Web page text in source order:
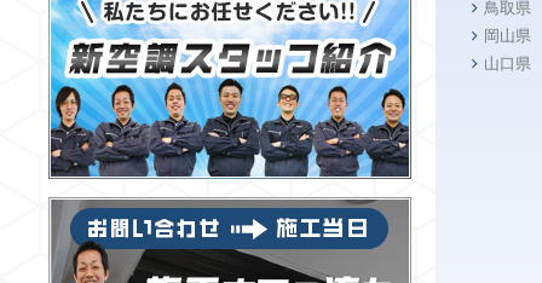
鳥取県
岡山県
山口県